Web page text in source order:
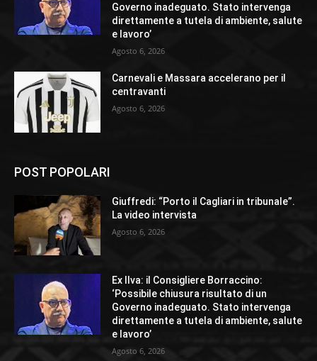
Governo inadeguato. Stato intervenga
direttamente a tutela di ambiente, salute
e lavoro’
Agosto 6, 2026
Carnevali e Massara accelerano per il
centravanti
Agosto 6, 2026
POST POPOLARI
Giuffredi: “Porto il Cagliari in tribunale”.
La video intervista
Agosto 6, 2026
Ex Ilva: il Consigliere Borraccino:
‘Possibile chiusura risultato di un
Governo inadeguato. Stato intervenga
direttamente a tutela di ambiente, salute
e lavoro’
Agosto 6, 2026